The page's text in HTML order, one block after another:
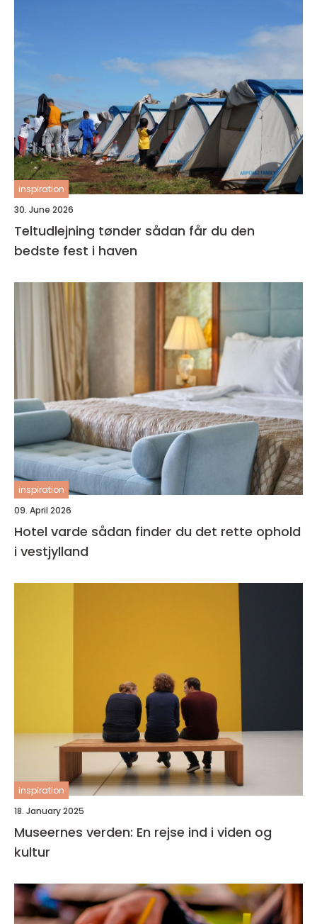
inspiration
30. June 2026
Teltudlejning tønder sådan får du den
bedste fest i haven
inspiration
09. April 2026
Hotel varde sådan finder du det rette ophold
i vestjylland
inspiration
18. January 2025
Museernes verden: En rejse ind i viden og
kultur